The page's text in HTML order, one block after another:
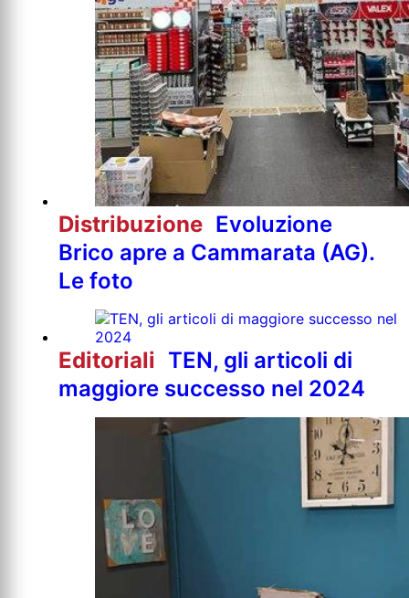
Distribuzione Evoluzione
Brico apre a Cammarata (AG).
Le foto
Editoriali TEN, gli articoli di
maggiore successo nel 2024